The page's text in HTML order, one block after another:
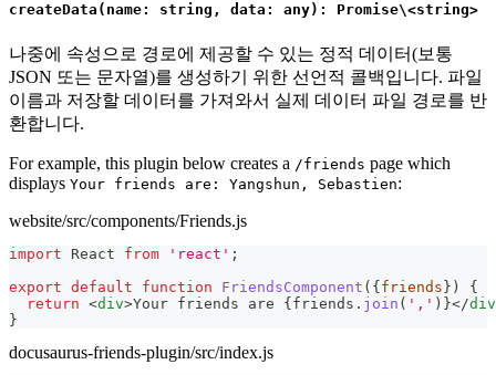
createData(name: string, data: any): Promise\<string>
나중에 속성으로 경로에 제공할 수 있는 정적 데이터(보통
JSON 또는 문자열)를 생성하기 위한 선언적 콜백입니다. 파일
이름과 저장할 데이터를 가져와서 실제 데이터 파일 경로를 반
환합니다.
For example, this plugin below creates a /friends page which
displays Your friends are: Yangshun, Sebastien:
website/src/components/Friends.js
import React from 'react' ;
export default function FriendsComponent ( {friends} )
{
return <div>Your friends are {friends . join ( ',' ) }</div
}
docusaurus-friends-plugin/src/index.js